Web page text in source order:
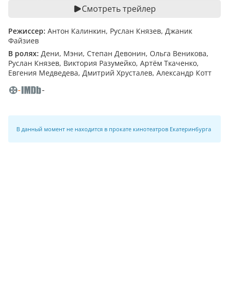
Смотреть трейлер
Режиссер: Антон Калинкин, Руслан Князев, Джаник
Файзиев
В ролях: Дени, Мэни, Степан Девонин, Ольга Веникова,
Руслан Князев, Виктория Разумейко, Артём Ткаченко,
Евгения Медведева, Дмитрий Хрусталев, Александр Котт
- -
В данный момент не находится в прокате кинотеатров Екатеринбурга